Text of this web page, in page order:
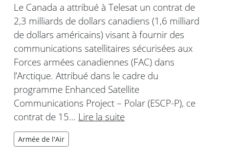
Le Canada a attribué à Telesat un contrat de
2,3 milliards de dollars canadiens (1,6 milliard
de dollars américains) visant à fournir des
communications satellitaires sécurisées aux
Forces armées canadiennes (FAC) dans
l’Arctique. Attribué dans le cadre du
programme Enhanced Satellite
Communications Project – Polar (ESCP-P), ce
contrat de 15… Lire la suite
Armée de l'Air